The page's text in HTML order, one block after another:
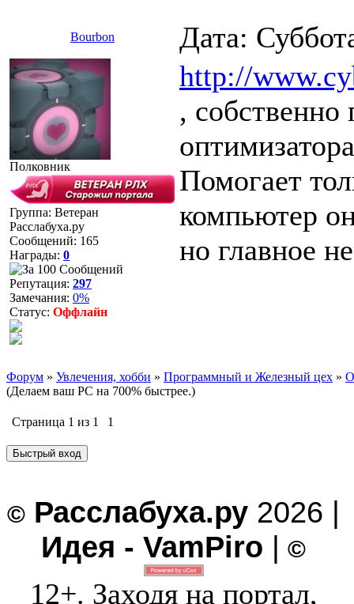
Bourbon Дата:
Полковник
Группа: Ветеран
Расслабуха.ру
Сообщений: 165
Награды: 0
Репутация: 297
Замечания: 0%
Статус: Оффлайн
http://
,
Помогает
компьютер
но главное
Форум » Увлечения, хобби » Программный и Железный цех »
(Делаем ваш PC на 700% быстрее.)
Страница 1 из 1 1
© Расслабуха.ру 2026 |
Идея - VamPiro | ©
12+. Заходя на портал,